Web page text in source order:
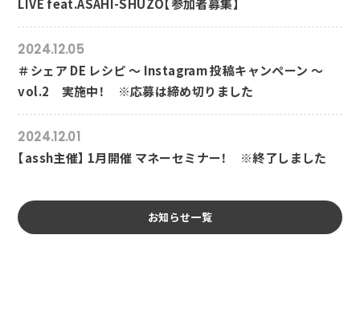
LIVE feat.ASAHI-SHUZO【参加者募集】
2024.12.05
＃シェア DE レシピ ～ Instagram 投稿キャンペーン ～
vol.2 実施中！ ※応募は締め切りました
2024.12.01
【assh主催】 1月開催 マネーセミナー！ ※終了しました
お知らせ一覧